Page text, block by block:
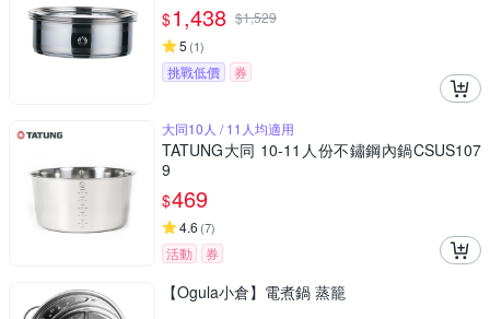
$1,438 $1,529
5 (1)
挑戰低價 券
大同10人 / 11人均適用
TATUNG大同 10-11人份不鏽鋼內鍋CSUS107
9
$469
4.6 (7)
活動 券
【Ogula小倉】電煮鍋 蒸籠